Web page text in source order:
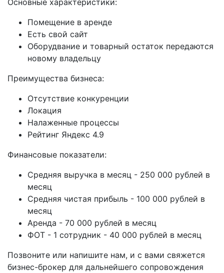
Основные характеристики:
Помещение в аренде
Есть свой сайт
Оборудвание и товарный остаток передаются
новому владельцу
Преимущества бизнеса:
Отсутствие конкуренции
Локация
Налаженные процессы
Рейтинг Яндекс 4.9
Финансовые показатели:
Средняя выручка в месяц - 250 000 рублей в
месяц
Средняя чистая прибыль - 100 000 рублей в
месяц
Аренда - 70 000 рублей в месяц
ФОТ - 1 сотрудник - 40 000 рублей в месяц
Позвоните или напишите нам, и с вами свяжется
бизнес-брокер для дальнейшего сопровождения